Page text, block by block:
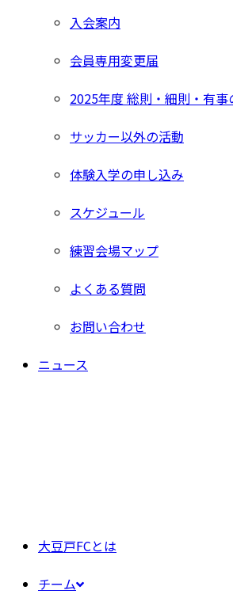
入会案内
会員専用変更届
2025年度 総則・細則・有
サッカー以外の活動
体験入学の申し込み
スケジュール
練習会場マップ
よくある質問
お問い合わせ
ニュース
大豆戸FCとは
チーム